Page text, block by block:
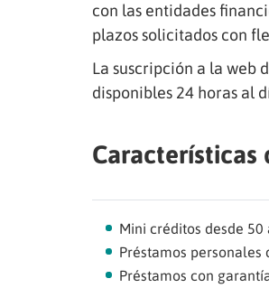
con las entidades
plazos solicitados con
La suscripción a la web
disponibles 24 horas al
Características
Mini créditos desde
Préstamos personales
Préstamos con